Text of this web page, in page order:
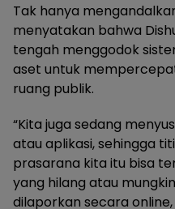
Tak hanya
menyatakan bahwa
tengah menggodok
aset untuk
ruang publik.
“Kita juga sedang
atau aplikasi, sehingga
prasarana kita itu bisa
yang hilang atau
dilaporkan secara